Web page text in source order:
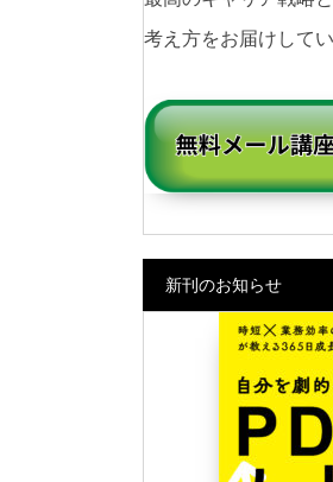
考え方をお届けして
新刊のお知らせ